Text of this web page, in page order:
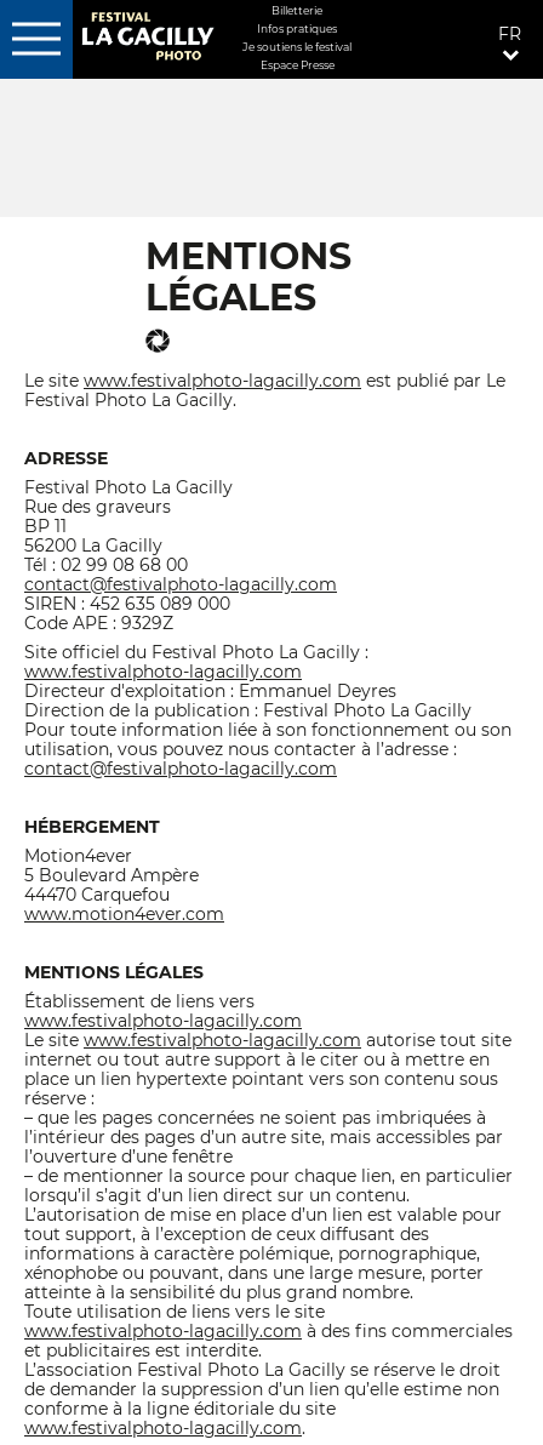
Aller
MENU
FIXÉ
DROITE
Billetterie
Infos pratiques
Je soutiens le festival
Espace Presse
FR
MENTIONS
LÉGALES
Le site www.festivalphoto-lagacilly.com est publié par Le
Festival Photo La Gacilly.
ADRESSE
Festival Photo La Gacilly
Rue des graveurs
BP 11
56200 La Gacilly
Tél : 02 99 08 68 00
contact@festivalphoto-lagacilly.com
SIREN : 452 635 089 000
Code APE : 9329Z
Site officiel du Festival Photo La Gacilly :
www.festivalphoto-lagacilly.com
Directeur d'exploitation : Emmanuel Deyres
Direction de la publication : Festival Photo La Gacilly
Pour toute information liée à son fonctionnement ou son
utilisation, vous pouvez nous contacter à l’adresse :
contact@festivalphoto-lagacilly.com
HÉBERGEMENT
Motion4ever
5 Boulevard Ampère
44470 Carquefou
www.motion4ever.com
MENTIONS LÉGALES
Établissement de liens vers
www.festivalphoto-lagacilly.com
Le site www.festivalphoto-lagacilly.com autorise tout site
internet ou tout autre support à le citer ou à mettre en
place un lien hypertexte pointant vers son contenu sous
réserve :
– que les pages concernées ne soient pas imbriquées à
l’intérieur des pages d’un autre site, mais accessibles par
l’ouverture d’une fenêtre
– de mentionner la source pour chaque lien, en particulier
lorsqu’il s’agit d’un lien direct sur un contenu.
L’autorisation de mise en place d’un lien est valable pour
tout support, à l’exception de ceux diffusant des
informations à caractère polémique, pornographique,
xénophobe ou pouvant, dans une large mesure, porter
atteinte à la sensibilité du plus grand nombre.
Toute utilisation de liens vers le site
www.festivalphoto-lagacilly.com à des fins commerciales
et publicitaires est interdite.
L’association Festival Photo La Gacilly se réserve le droit
de demander la suppression d’un lien qu’elle estime non
conforme à la ligne éditoriale du site
www.festivalphoto-lagacilly.com.